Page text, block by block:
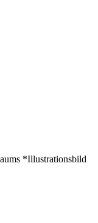
*Illustrationsbild